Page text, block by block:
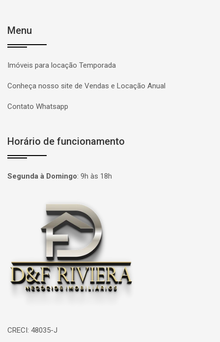
Menu
Imóveis para locação Temporada
Conheça nosso site de Vendas e Locação Anual
Contato Whatsapp
Horário de funcionamento
Segunda à Domingo: 9h às 18h
Página inicial
CRECI: 48035-J